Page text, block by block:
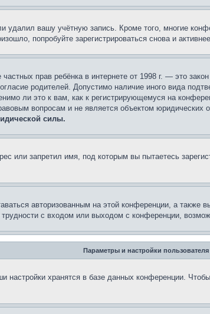
удалил вашу учётную запись. Кроме того, многие
попробуйте зарегистрироваться снова и
прав ребёнка в интернете от 1998 г. — это
родителей. Допустимо наличие иного вида
ли это к вам, как к регистрирующемуся на
вопросам и не является объектом юридических
силы.
или запретил имя, под которым вы пытаетесь
авторизованным на этой конференции, а также
с входом или выходом с конференции,
Параметры и настройки пользователя
настройки хранятся в базе данных конференции.